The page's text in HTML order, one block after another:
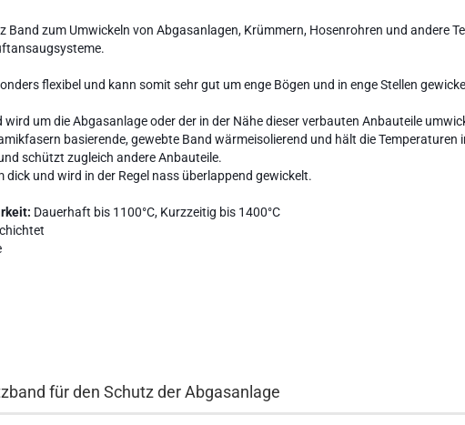
Band zum Umwickeln von Abgasanlagen, Krümmern, Hosenrohren und andere
flexibel und kann somit sehr gut um enge Bögen und in enge Stellen
um die Abgasanlage oder der in der Nähe dieser verbauten Anbauteile
basierende, gewebte Band wärmeisolierend und hält die Temperaturen
schützt zugleich andere Anbauteile.
dick und wird in der Regel nass überlappend gewickelt.
Dauerhaft bis 1100°C, Kurzzeitig bis 1400°C
für den Schutz der Abgasanlage